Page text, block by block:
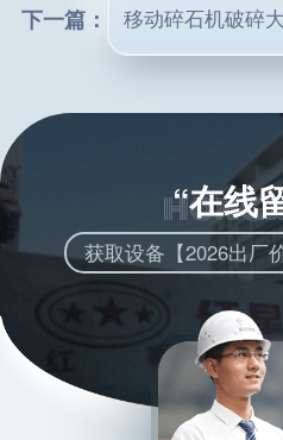
下一篇：
“在线
获取设备【2026出厂